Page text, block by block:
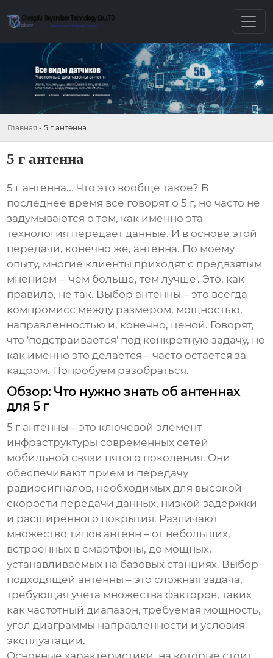
Главная - 5 г антенна
5 г антенна
5 г антенна... Что это вообще такое? В
последнее время все говорят о5 г, но часто не
задумываются о том, как именно эта
технология передает данные. И в основе этой
передачи, конечно же, антенна. По моему
опыту, многие клиенты приходят с предвзятым
мнением – 'чем больше, тем лучше'. Это, как
правило, не так. Выбор антенны – это всегда
компромисс между размером, мощностью,
направленностью и, конечно, ценой. Говорят,
что 'подстраивается' под конкретную задачу, но
как именно это делается – часто остается за
кадром. Попробуем разобраться.
Обзор: Что нужно знать об антеннах
для 5 г
5 г антенны – это ключевой элемент
инфраструктуры современных сетей
мобильной связи пятого поколения. Они
обеспечивают прием и передачу
радиосигналов, необходимых для высокой
скорости передачи данных, низкой задержки
и расширенного покрытия. Различают
множество типов антенн – от небольших,
встроенных в смартфоны, до мощных,
устанавливаемых на базовых станциях. Выбор
подходящей антенны – это сложная задача,
требующая учета множества факторов, таких
как частотный диапазон, требуемая мощность,
угол диаграммы направленности и условия
эксплуатации.